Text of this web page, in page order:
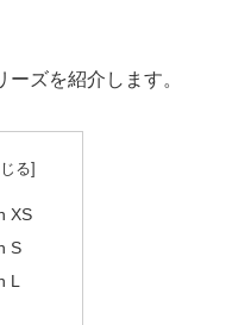
ズを紹介します。
XS
S
L